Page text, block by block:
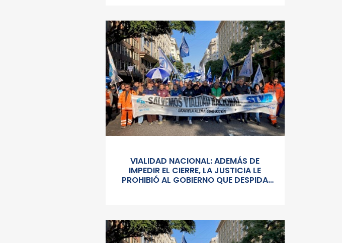
VIALIDAD NACIONAL: ADEMÁS DE
IMPEDIR EL CIERRE, LA JUSTICIA LE
PROHIBIÓ AL GOBIERNO QUE DESPIDA